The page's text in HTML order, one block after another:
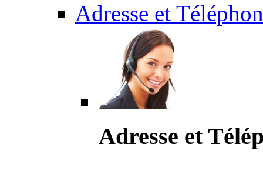
Adresse et
Adresse et